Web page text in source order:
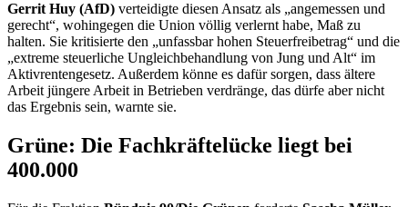
Gerrit Huy (AfD) verteidigte diesen Ansatz als „angemessen und
gerecht“, wohingegen die Union völlig verlernt habe, Maß zu
halten. Sie kritisierte den „unfassbar hohen Steuerfreibetrag“ und die
„extreme steuerliche Ungleichbehandlung von Jung und Alt“ im
Aktivrentengesetz. Außerdem könne es dafür sorgen, dass ältere
Arbeit jüngere Arbeit in Betrieben verdränge, das dürfe aber nicht
das Ergebnis sein, warnte sie.
Grüne: Die Fachkräftelücke liegt bei
400.000